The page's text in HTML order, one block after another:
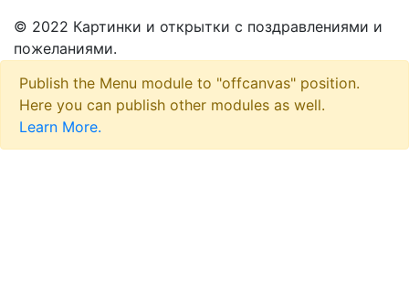
© 2022 Картинки и открытки с поздравлениями и
пожеланиями.
Publish the Menu module to "offcanvas" position.
Here you can publish other modules as well.
Learn More.